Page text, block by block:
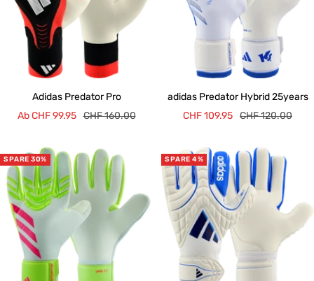
Adidas Predator Pro
Angebotspreis
Ab CHF 99.95 Regulärer
CHF 160.00
adidas Predator Hybrid 25years
Angebotspreis
CHF 109.95 Regulärer
CHF 120.00
SPARE 30% SPARE 4%